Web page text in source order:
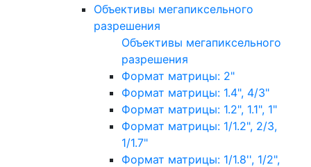
Объективы мегапиксельного
разрешения
Объективы мегапиксельного
разрешения
Формат матрицы: 2"
Формат матрицы: 1.4", 4/3"
Формат матрицы: 1.2", 1.1", 1"
Формат матрицы: 1/1.2", 2/3,
1/1.7"
Формат матрицы: 1/1.8'', 1/2",